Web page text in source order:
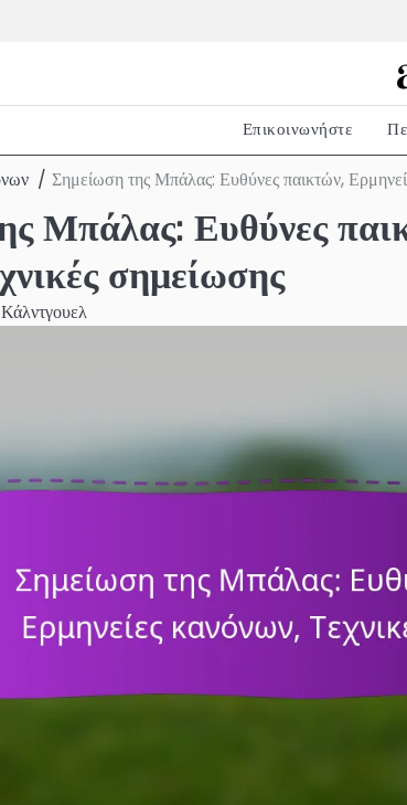
Επικοινωνήστε
Σημείωση της Μπάλας: Ευθύνες παικτών,
Μπάλας: Ευθύνες
σημείωσης